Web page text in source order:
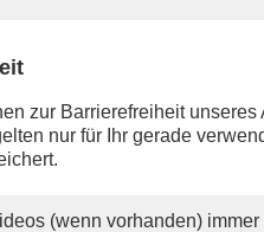
zur Barrierefreiheit
nur für Ihr gerade
(wenn vorhanden)